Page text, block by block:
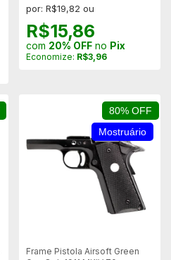
por: R$19,82 ou
R$15,86
com 20% OFFno Pix
Economize: R$3,96
80% OFF
Mostruário
Frame Pistola Airsoft Green